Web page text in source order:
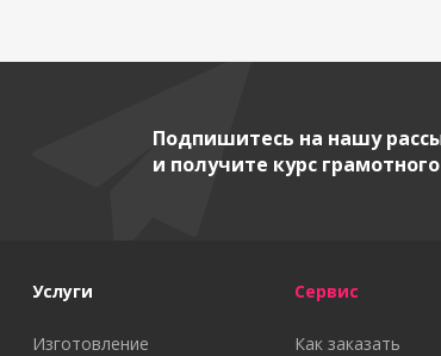
Подпишитесь на нашу
и получите курс
Услуги
Изготовление
Сервис
Как заказать